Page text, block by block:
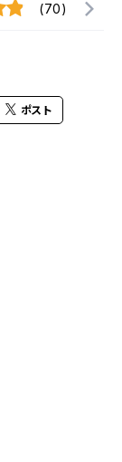
(70)
ポスト